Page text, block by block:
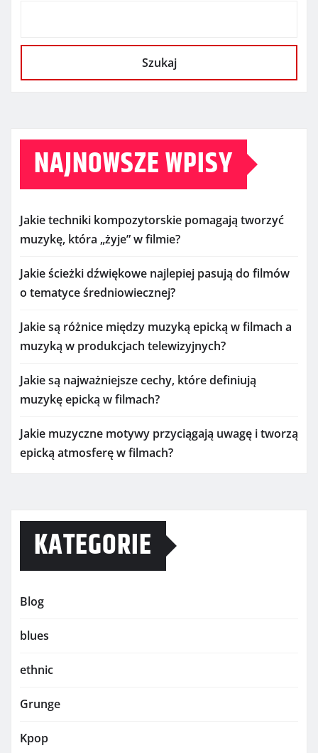
Szukaj
NAJNOWSZE WPISY
Jakie techniki kompozytorskie pomagają tworzyć
muzykę, która „żyje” w filmie?
Jakie ścieżki dźwiękowe najlepiej pasują do filmów
o tematyce średniowiecznej?
Jakie są różnice między muzyką epicką w filmach a
muzyką w produkcjach telewizyjnych?
Jakie są najważniejsze cechy, które definiują
muzykę epicką w filmach?
Jakie muzyczne motywy przyciągają uwagę i tworzą
epicką atmosferę w filmach?
KATEGORIE
Blog
blues
ethnic
Grunge
Kpop